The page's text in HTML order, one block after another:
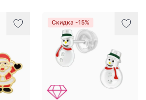
Скидка -15%